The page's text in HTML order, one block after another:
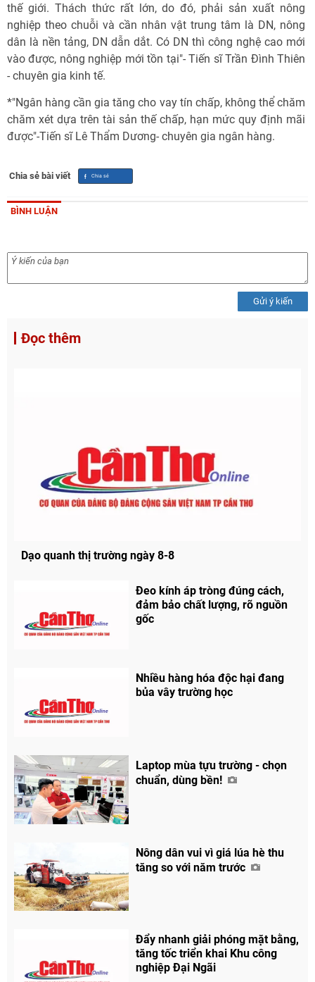
thế giới. Thách thức rất lớn, do đó, phải sản xuất nông
nghiệp theo chuỗi và cần nhân vật trung tâm là DN, nông
dân là nền tảng, DN dẫn dắt. Có DN thì công nghệ cao mới
vào được, nông nghiệp mới tồn tại"- Tiến sĩ Trần Đình Thiên
- chuyên gia kinh tế.
*"Ngân hàng cần gia tăng cho vay tín chấp, không thể chăm
chăm xét dựa trên tài sản thế chấp, hạn mức quy định mãi
được"-Tiến sĩ Lê Thẩm Dương- chuyên gia ngân hàng.
Chia sẻ bài viết
Chia sẻ
BÌNH LUẬN
Gửi ý kiến
Đọc thêm
Dạo quanh thị trường ngày 8-8
Đeo kính áp tròng đúng cách,
đảm bảo chất lượng, rõ nguồn
gốc
Nhiều hàng hóa độc hại đang
bủa vây trường học
Laptop mùa tựu trường - chọn
chuẩn, dùng bền!
Nông dân vui vì giá lúa hè thu
tăng so với năm trước
Đẩy nhanh giải phóng mặt bằng,
tăng tốc triển khai Khu công
nghiệp Đại Ngãi